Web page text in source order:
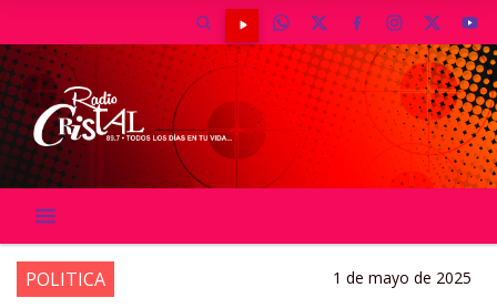
POLITICA 1 de mayo de 2025